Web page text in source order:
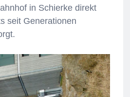
in Schierke direkt
seit Generationen